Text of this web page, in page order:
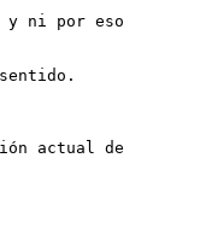
y ni por eso
actual de